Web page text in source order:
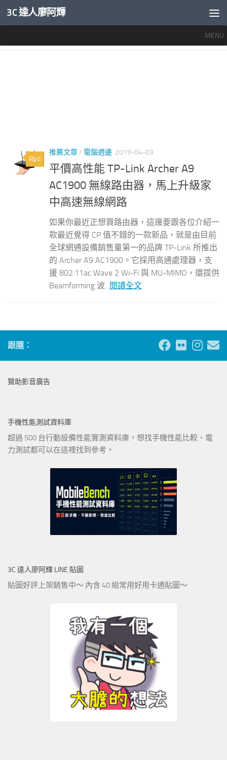
內文下方
3C 達人廖阿輝
MENU
0
推薦文章/ 電腦週邊 2019-04-03
平價高性能 TP-Link Archer A9
AC1900 無線路由器，馬上升級家
中高速無線網路
如果你最近正想買路由器，這邊要跟各位介紹一
款最近覺得 CP 值不錯的一款新品，就是由目前
全球網通設備銷售量第一的品牌 TP-Link 所推出
的 Archer A9 AC1900。它採用高通處理器，支
援 802.11ac Wave 2 Wi-Fi 與 MU-MIMO，還提供
Beamforming 波...閱讀全文
跟隨：
贊助影音廣告
手機性能測試資料庫
超過 500 台行動設備性能實測資料庫，想找手機性能比較、電
力測試都可以在這裡找到參考。
3C 達人廖阿輝 LINE 貼圖
貼圖好評上架銷售中～ 內含 40 組常用好用卡通貼圖～